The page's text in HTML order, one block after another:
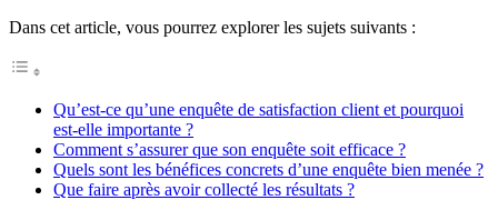
Dans cet article, vous pourrez explorer les sujets suivants :
Qu’est-ce qu’une enquête de satisfaction client et pourquoi
est-elle importante ?
Comment s’assurer que son enquête soit efficace ?
Quels sont les bénéfices concrets d’une enquête bien menée ?
Que faire après avoir collecté les résultats ?